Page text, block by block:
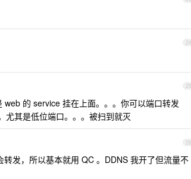
24
25
的 service 挂在上面。。。你可以端口转发
尤其是低位端口。。。被扫到就灭
26
发，所以基本就用 QC 。DDNS 我开了但流量不